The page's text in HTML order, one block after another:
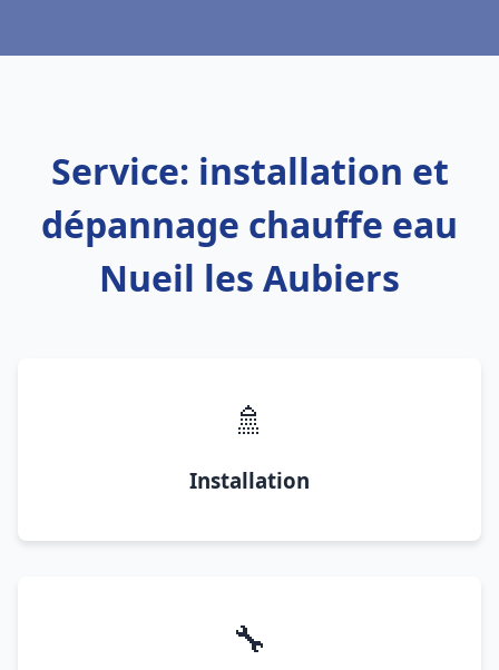
Service: installation et
dépannage chauffe eau
Nueil les Aubiers
🚿
Installation
🔧